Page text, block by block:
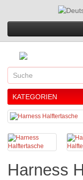
KATEGORIEN
Harness